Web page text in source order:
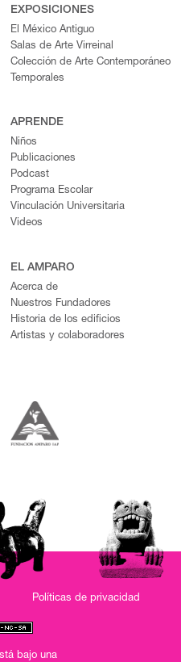
EXPOSICIONES
El México Antiguo
Salas de Arte Virreinal
Colección de Arte Contemporáneo
Temporales
APRENDE
Niños
Publicaciones
Podcast
Programa Escolar
Vinculación Universitaria
Videos
EL AMPARO
Acerca de
Nuestros Fundadores
Historia de los edificios
Artistas y colaboradores
Políticas de privacidad
bajo una